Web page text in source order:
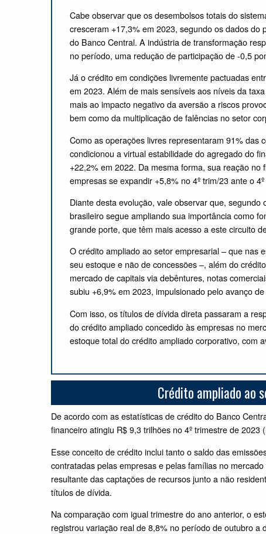
Cabe observar que os desembolsos totais do
cresceram +17,3% em 2023, segundo os dados
do Banco Central. A indústria de transformação
no período, uma redução de participação de -0,5
Já o crédito em condições livremente pactuadas
em 2023. Além de mais sensíveis aos níveis da
mais ao impacto negativo da aversão a riscos
bem como da multiplicação de falências no setor
Como as operações livres representaram 91% das
condicionou a virtual estabilidade do agregado do
+22,2% em 2022. Da mesma forma, sua reação
empresas se expandir +5,8% no 4º trim/23 ante o
Diante desta evolução, vale observar que,
brasileiro segue ampliando sua importância como
grande porte, que têm mais acesso a este circuito
O crédito ampliado ao setor empresarial – que nas
seu estoque e não de concessões –, além do
mercado de capitais via debêntures, notas
subiu +6,9% em 2023, impulsionado pelo avanço
Com isso, os títulos de dívida direta passaram a
do crédito ampliado concedido às empresas no
estoque total do crédito ampliado corporativo, com
Crédito ampliado ao
De acordo com as estatísticas de crédito do Banco
financeiro atingiu R$ 9,3 trilhões no 4º trimestre de
Esse conceito de crédito inclui tanto o saldo das
contratadas pelas empresas e pelas famílias no
resultante das captações de recursos junto a não
títulos de dívida.
Na comparação com igual trimestre do ano anterior, o
registrou variação real de 8,8% no período de outubro